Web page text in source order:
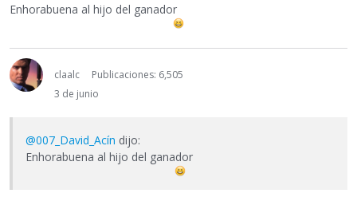
Enhorabuena al hijo del ganador
claalc
Publicaciones: 6,505
3 de junio
@007_David_Acín dijo:
Enhorabuena al hijo del ganador